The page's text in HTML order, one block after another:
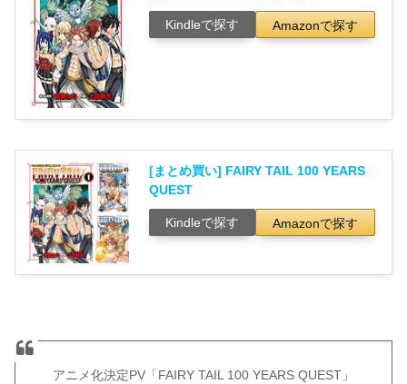
Kindleで探す Amazonで探す
[まとめ買い] FAIRY TAIL 100 YEARS
QUEST
Kindleで探す Amazonで探す
アニメ化決定PV「FAIRY TAIL 100 YEARS QUEST」